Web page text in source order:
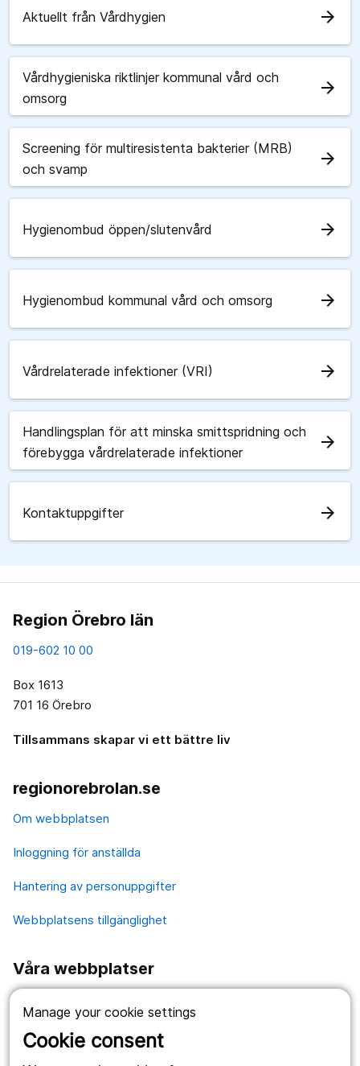
Manage your cookie settings
Cookie consent
Aktuellt från Vårdhygien arrow_forward
Vårdhygieniska riktlinjer kommunal vård och
omsorg
arrow_forward
Screening för multiresistenta bakterier (MRB)
och svamp
arrow_forward
Hygienombud öppen/slutenvård arrow_forward
Hygienombud kommunal vård och omsorg arrow_forward
Vårdrelaterade infektioner (VRI) arrow_forward
Handlingsplan för att minska smittspridning och
förebygga vårdrelaterade infektioner
arrow_forward
Kontaktuppgifter arrow_forward
Region Örebro län
019-602 10 00
Box 1613
701 16 Örebro
Tillsammans skapar vi ett bättre liv
regionorebrolan.se
Om webbplatsen
Inloggning för anställda
Hantering av personuppgifter
Webbplatsens tillgänglighet
Våra webbplatser
Länstrafiken